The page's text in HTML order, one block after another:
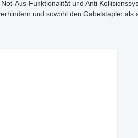
Aus-Funktionalität und Anti-
und sowohl den Gabelstapler als